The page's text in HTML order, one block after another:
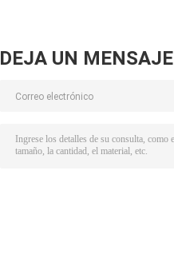
DEJA UN MENSAJE